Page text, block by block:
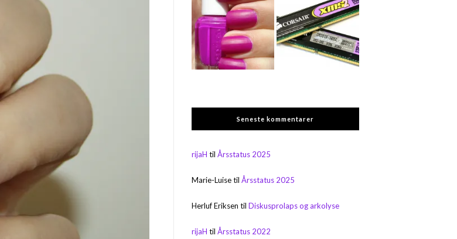
Seneste kommentarer
rijaH tilÅrsstatus 2025
Marie-LuisetilÅrsstatus 2025
Herluf Eriksen tilDiskusprolaps og arkolyse
rijaH tilÅrsstatus 2022